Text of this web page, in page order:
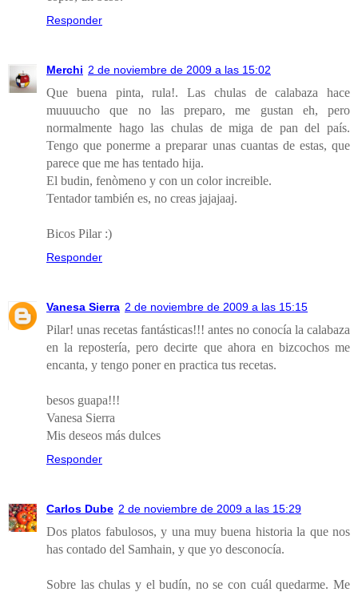
Responder
Merchi 2 de noviembre de 2009 a las 15:02
Que buena pinta, rula!. Las chulas de calabaza hace
muuuucho que no las preparo, me gustan eh, pero
normalmente hago las chulas de miga de pan del país.
Tengo que ponerme a preparar unas cuantas de estas, que
parece que me has tentado hija.
El budin, fenòmeno y con un color increible.
Tentador también es, no creas jajajaaj.
Bicos Pilar :)
Responder
Vanesa Sierra 2 de noviembre de 2009 a las 15:15
Pilar! unas recetas fantásticas!!! antes no conocía la calabaza
en la repostería, pero decirte que ahora en bizcochos me
encanta, y tengo poner en practica tus recetas.
besos guapa!!!
Vanesa Sierra
Mis deseos más dulces
Responder
Carlos Dube 2 de noviembre de 2009 a las 15:29
Dos platos fabulosos, y una muy buena historia la que nos
has contado del Samhain, y que yo desconocía.
Sobre las chulas y el budín, no se con cuál quedarme. Me